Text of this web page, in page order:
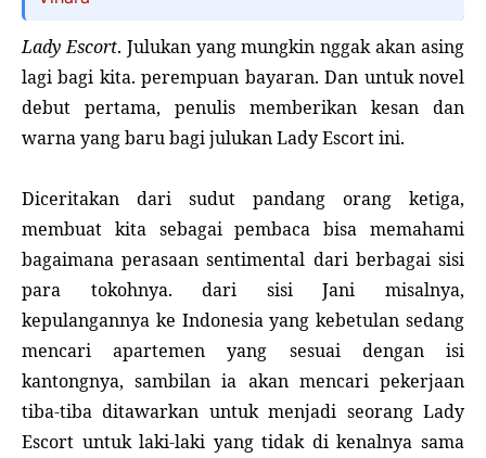
Lady Escort. Julukan yang mungkin nggak akan asing
lagi bagi kita. perempuan bayaran. Dan untuk novel
debut pertama, penulis memberikan kesan dan
warna yang baru bagi julukan Lady Escort ini.
Diceritakan dari sudut pandang orang ketiga,
membuat kita sebagai pembaca bisa memahami
bagaimana perasaan sentimental dari berbagai sisi
para tokohnya. dari sisi Jani misalnya,
kepulangannya ke Indonesia yang kebetulan sedang
mencari apartemen yang sesuai dengan isi
kantongnya, sambilan ia akan mencari pekerjaan
tiba-tiba ditawarkan untuk menjadi seorang Lady
Escort untuk laki-laki yang tidak di kenalnya sama